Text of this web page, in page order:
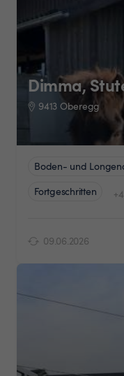
Dimma,
9413 Oberegg
Boden- und
Fortgeschritten
09.06.2026